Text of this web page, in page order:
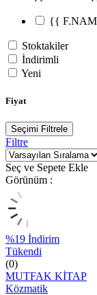
{{
Stoktakiler
İndirimli
Yeni
Fiyat
Seçimi Filtrele
Filtre
Seç ve Sepete Ekle
Görünüm :
%19 İndirim
Tükendi
(0)
MUTFAK KİTAP
Közmatik